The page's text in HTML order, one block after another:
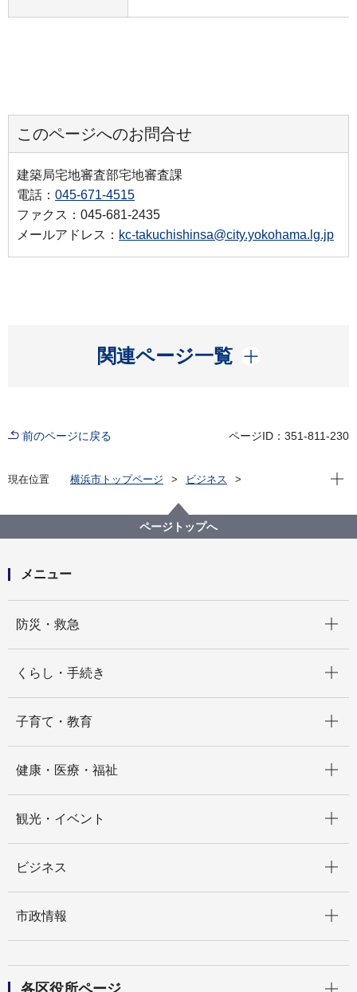
このページへのお問合せ
建築局宅地審査部宅地審査課
電話： 045-671-4515
ファクス：045-681-2435
メールアドレス： kc-takuchishinsa@city.yokohama.lg.jp
関連ページ一覧
開く
前のページに戻る ページID：351-811-230
現在位置 横浜市トップページ
ビジネス
宅地開発関連手続・法令・許認可
横浜市事務分掌規則等の一部改正について（意見公募
現在
ページトップへ
メニュー
防災・救急
くらし・手続き
子育て・教育
健康・医療・福祉
観光・イベント
ビジネス
市政情報